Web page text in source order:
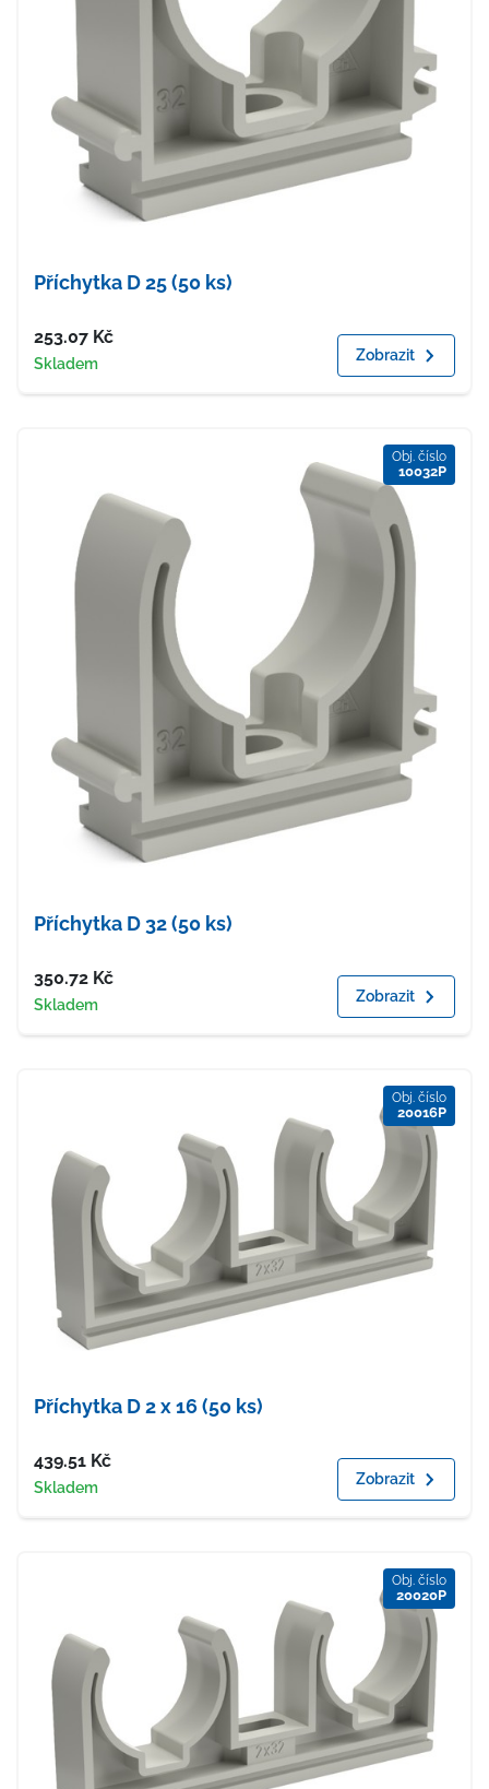
Příchytka D 25 (50 ks)
Cena
253.07 Kč
Dostupnost
Skladem Zobrazit
Obj. číslo
10032P
Příchytka D 32 (50 ks)
Cena
350.72 Kč
Dostupnost
Skladem Zobrazit
Obj. číslo
20016P
Příchytka D 2 x 16 (50 ks)
Cena
439.51 Kč
Dostupnost
Skladem Zobrazit
Obj. číslo
20020P